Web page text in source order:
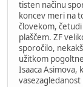
tisten načinu
koncev meri na
človekom,
plaščem. ZF
sporočilo,
užitkom
Isaaca Asimova,